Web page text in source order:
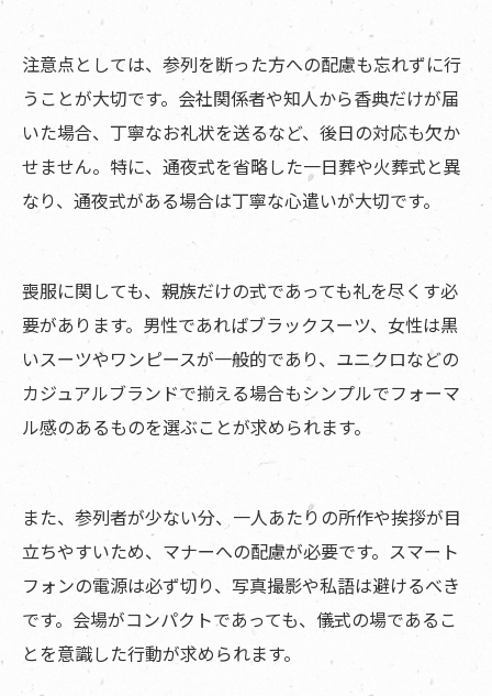
注意点としては、参列を断った方への配慮も忘れずに行
うことが大切です。会社関係者や知人から香典だけが届
いた場合、丁寧なお礼状を送るなど、後日の対応も欠か
せません。特に、通夜式を省略した一日葬や火葬式と異
なり、通夜式がある場合は丁寧な心遣いが大切です。
喪服に関しても、親族だけの式であっても礼を尽くす必
要があります。男性であればブラックスーツ、女性は黒
いスーツやワンピースが一般的であり、ユニクロなどの
カジュアルブランドで揃える場合もシンプルでフォーマ
ル感のあるものを選ぶことが求められます。
また、参列者が少ない分、一人あたりの所作や挨拶が目
立ちやすいため、マナーへの配慮が必要です。スマート
フォンの電源は必ず切り、写真撮影や私語は避けるべき
です。会場がコンパクトであっても、儀式の場であるこ
とを意識した行動が求められます。